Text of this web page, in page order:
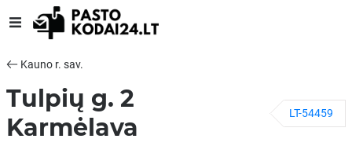
Kauno r. sav.
Tulpių g. 2
Karmėlava
LT-54459